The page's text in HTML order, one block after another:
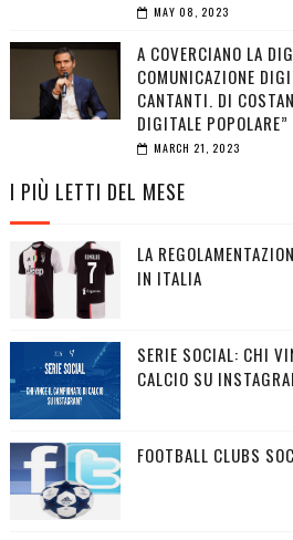
MAY 08, 2023
A COVERCIANO LA
COMUNICAZIONE
CANTANTI. DI
DIGITALE POPOLARE”
MARCH 21, 2023
I PIÙ LETTI DEL MESE
LA
IN ITALIA
SERIE SOCIAL: CHI
CALCIO SU
FOOTBALL CLUBS